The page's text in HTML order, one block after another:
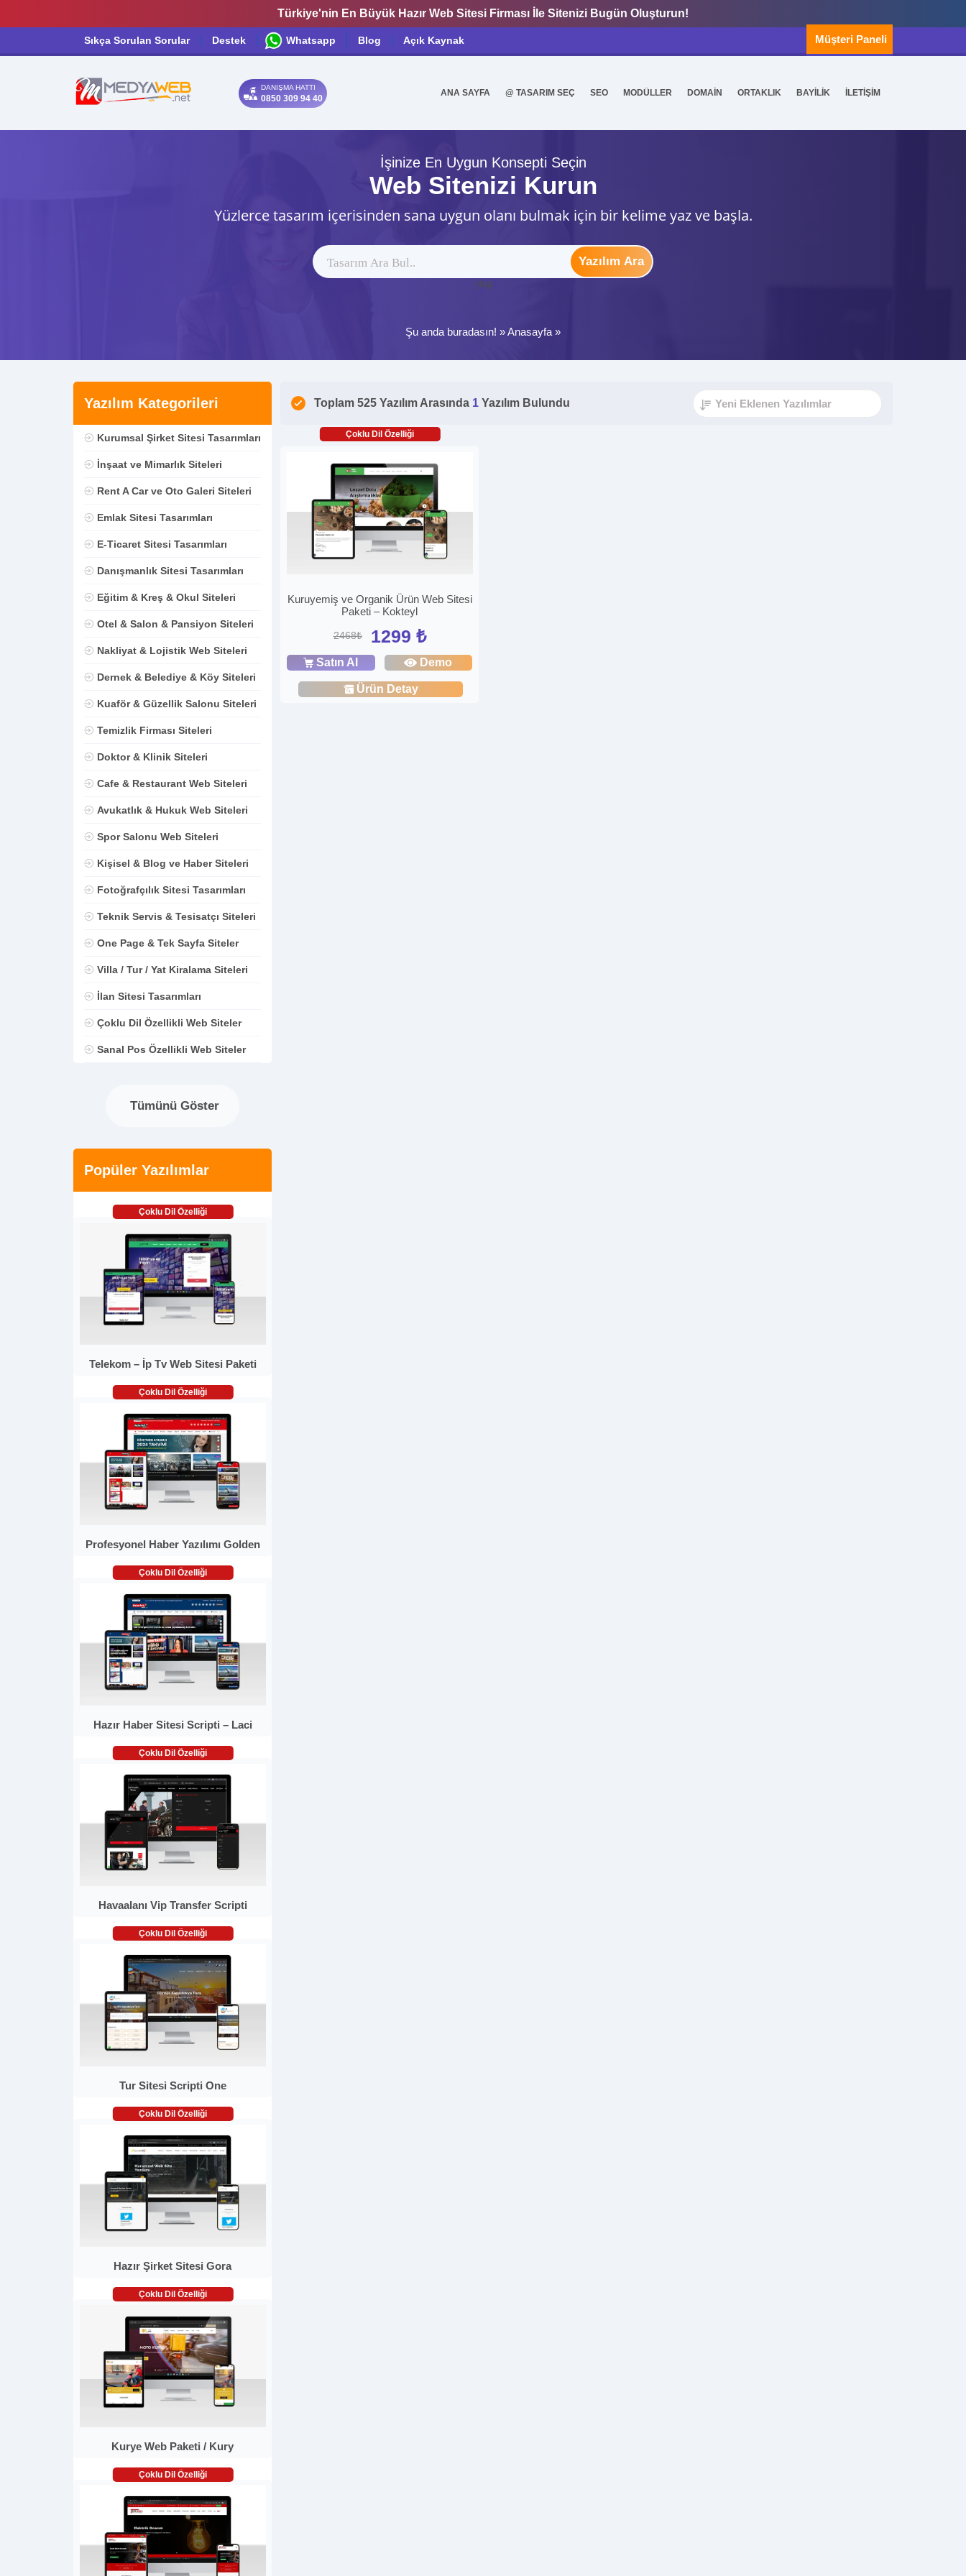
Türkiye'nin En Büyük Hazır Web Sitesi Firması İle Sitenizi Bugün Oluşturun!
Sıkça Sorulan Sorular Destek Whatsapp Blog Açık Kaynak Müşteri Paneli
DANIŞMA HATTI
0850 309 94 40
ANA SAYFA @ TASARIM SEÇ SEO MODÜLLER DOMAİN ORTAKLIK BAYİLİK İLETİŞİM
İşinize En Uygun Konsepti Seçin
Web Sitenizi Kurun
Yüzlerce tasarım içerisinden sana uygun olanı bulmak için bir kelime yaz ve başla.
Yazılım Ara
ytag
Şu anda buradasın! »Anasayfa »
Yazılım Kategorileri
Kurumsal Şirket Sitesi Tasarımları
İnşaat ve Mimarlık Siteleri
Rent A Car ve Oto Galeri Siteleri
Emlak Sitesi Tasarımları
E-Ticaret Sitesi Tasarımları
Danışmanlık Sitesi Tasarımları
Eğitim & Kreş & Okul Siteleri
Otel & Salon & Pansiyon Siteleri
Nakliyat & Lojistik Web Siteleri
Dernek & Belediye & Köy Siteleri
Kuaför & Güzellik Salonu Siteleri
Temizlik Firması Siteleri
Doktor & Klinik Siteleri
Cafe & Restaurant Web Siteleri
Avukatlık & Hukuk Web Siteleri
Spor Salonu Web Siteleri
Kişisel & Blog ve Haber Siteleri
Fotoğrafçılık Sitesi Tasarımları
Teknik Servis & Tesisatçı Siteleri
One Page & Tek Sayfa Siteler
Villa / Tur / Yat Kiralama Siteleri
İlan Sitesi Tasarımları
Çoklu Dil Özellikli Web Siteler
Sanal Pos Özellikli Web Siteler
Tümünü Göster
Popüler Yazılımlar
Çoklu Dil Özelliği
Telekom – İp Tv Web Sitesi Paketi
Çoklu Dil Özelliği
Profesyonel Haber Yazılımı Golden
Çoklu Dil Özelliği
Hazır Haber Sitesi Scripti – Laci
Çoklu Dil Özelliği
Havaalanı Vip Transfer Scripti
Çoklu Dil Özelliği
Tur Sitesi Scripti One
Çoklu Dil Özelliği
Hazır Şirket Sitesi Gora
Çoklu Dil Özelliği
Kurye Web Paketi / Kury
Çoklu Dil Özelliği
Toplam 525 Yazılım Arasında 1 Yazılım Bulundu
Çoklu Dil Özelliği
Kuruyemiş ve Organik Ürün Web Sitesi
Paketi – Kokteyl
2468₺ 1299 ₺
Satın Al Demo
Ürün Detay